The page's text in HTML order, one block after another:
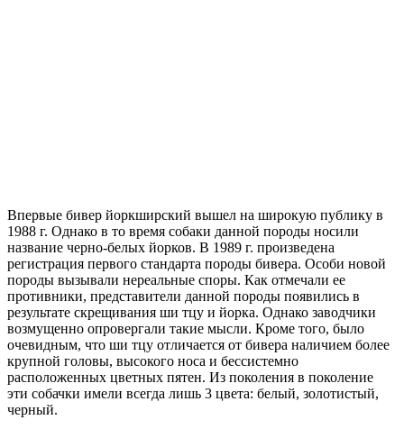
Впервые бивер йоркширский вышел на широкую публику в
1988 г. Однако в то время собаки данной породы носили
название черно-белых йорков. В 1989 г. произведена
регистрация первого стандарта породы бивера. Особи новой
породы вызывали нереальные споры. Как отмечали ее
противники, представители данной породы появились в
результате скрещивания ши тцу и йорка. Однако заводчики
возмущенно опровергали такие мысли. Кроме того, было
очевидным, что ши тцу отличается от бивера наличием более
крупной головы, высокого носа и бессистемно
расположенных цветных пятен. Из поколения в поколение
эти собачки имели всегда лишь 3 цвета: белый, золотистый,
черный.